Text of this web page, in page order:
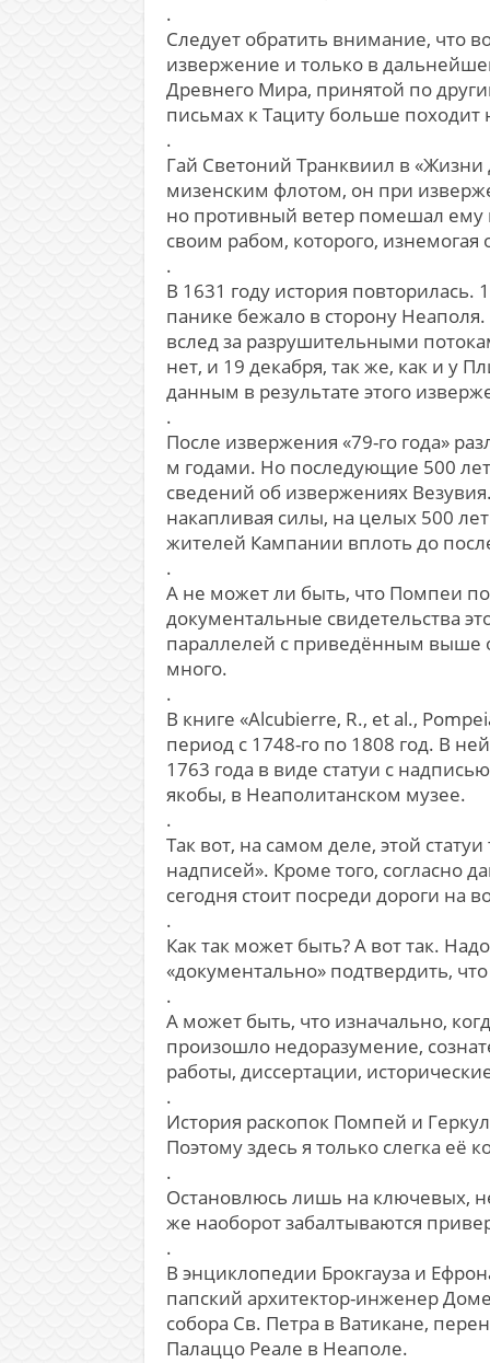
.
Следует обратить внимание, что
извержение и только в
Древнего Мира, принятой по
письмах к Тациту больше
.
Гай Светоний Транквиил в
мизенским флотом, он при
но противный ветер помешал ему
своим рабом, которого,
.
В 1631 году история
панике бежало в сторону
вслед за разрушительными
нет, и 19 декабря, так же, как и у
данным в результате этого
.
После извержения «79-го года»
м годами. Но последующие 500
сведений об извержениях
накапливая силы, на целых 500
жителей Кампании вплоть до
.
А не может ли быть, что Помпеи
документальные свидетельства
параллелей с приведённым выше
много.
.
В книге «Alcubierre, R., et al.,
период с 1748-го по 1808 год. В
1763 года в виде статуи с
якобы, в Неаполитанском музее.
.
Так вот, на самом деле, этой
надписей». Кроме того, согласно
сегодня стоит посреди дороги
.
Как так может быть? А вот так.
«документально» подтвердить,
.
А может быть, что изначально,
произошло недоразумение,
работы, диссертации,
.
История раскопок Помпей и
Поэтому здесь я только слегка её
.
Остановлюсь лишь на ключевых,
же наоборот забалтываются
.
В энциклопедии Брокгауза и
папский архитектор-инженер
собора Св. Петра в Ватикане,
Палаццо Реале в Неаполе.